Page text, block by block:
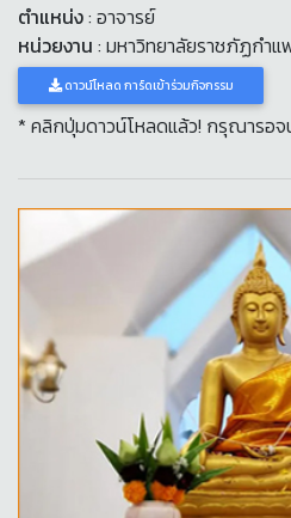
ตำแหน่ง: อาจารย์
หน่วยงาน : มหาวิทยาลัยราชภัฏกำ
ดาวน์โหลด การ์ดเข้าร่วมกิจกรรม
* คลิกปุ่มดาวน์โหลดแล้ว! กรุณารอ